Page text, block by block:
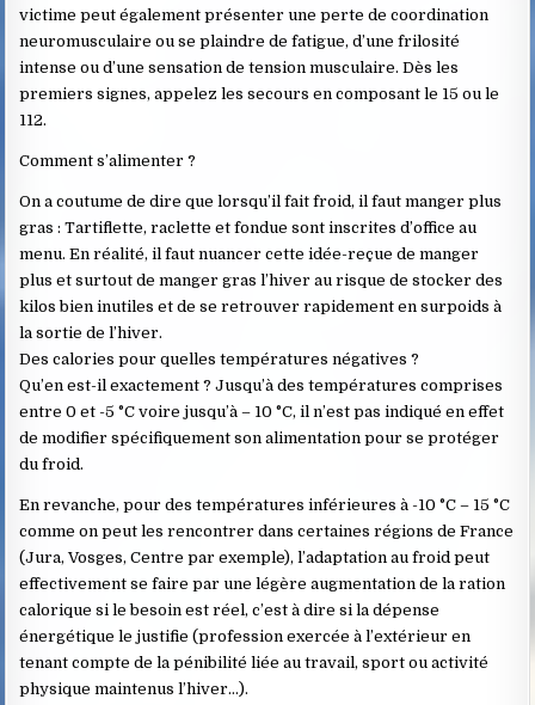
victime peut également présenter une perte de coordination
neuromusculaire ou se plaindre de fatigue, d’une frilosité
intense ou d’une sensation de tension musculaire. Dès les
premiers signes, appelez les secours en composant le 15 ou le
112.
Comment s’alimenter ?
On a coutume de dire que lorsqu’il fait froid, il faut manger plus
gras : Tartiflette, raclette et fondue sont inscrites d’office au
menu. En réalité, il faut nuancer cette idée-reçue de manger
plus et surtout de manger gras l’hiver au risque de stocker des
kilos bien inutiles et de se retrouver rapidement en surpoids à
la sortie de l’hiver.
Des calories pour quelles températures négatives ?
Qu’en est-il exactement ? Jusqu’à des températures comprises
entre 0 et -5 °C voire jusqu’à – 10 °C, il n’est pas indiqué en effet
de modifier spécifiquement son alimentation pour se protéger
du froid.
En revanche, pour des températures inférieures à -10 °C – 15 °C
comme on peut les rencontrer dans certaines régions de France
(Jura, Vosges, Centre par exemple), l’adaptation au froid peut
effectivement se faire par une légère augmentation de la ration
calorique si le besoin est réel, c’est à dire si la dépense
énergétique le justifie (profession exercée à l’extérieur en
tenant compte de la pénibilité liée au travail, sport ou activité
physique maintenus l’hiver…).